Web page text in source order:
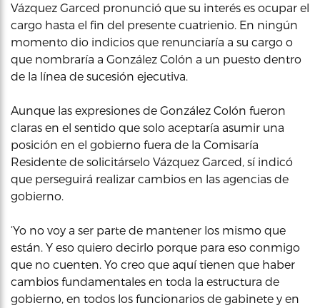
Vázquez Garced pronunció que su interés es ocupar el
cargo hasta el fin del presente cuatrienio. En ningún
momento dio indicios que renunciaría a su cargo o
que nombraría a González Colón a un puesto dentro
de la línea de sucesión ejecutiva.
Aunque las expresiones de González Colón fueron
claras en el sentido que solo aceptaría asumir una
posición en el gobierno fuera de la Comisaría
Residente de solicitárselo Vázquez Garced, sí indicó
que perseguirá realizar cambios en las agencias de
gobierno.
‘Yo no voy a ser parte de mantener los mismo que
están. Y eso quiero decirlo porque para eso conmigo
que no cuenten. Yo creo que aquí tienen que haber
cambios fundamentales en toda la estructura de
gobierno, en todos los funcionarios de gabinete y en